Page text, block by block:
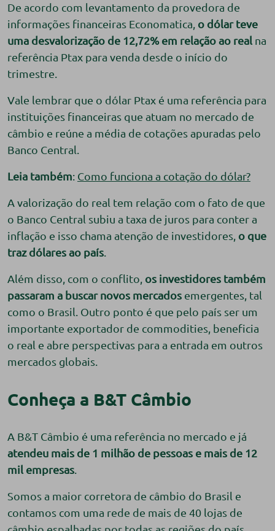
De acordo com levantamento da provedora de
informações financeiras Economatica, o dólar teve
uma desvalorização de 12,72% em relação ao real na
referência Ptax para venda desde o início do
trimestre.
Vale lembrar que o dólar Ptax é uma referência para
instituições financeiras que atuam no mercado de
câmbio e reúne a média de cotações apuradas pelo
Banco Central.
Leia também: Como funciona a cotação do dólar?
A valorização do real tem relação com o fato de que
o Banco Central subiu a taxa de juros para conter a
inflação e isso chama atenção de investidores, o que
traz dólares ao país
Além disso, com o conflito, os investidores também
passaram a buscar novos mercados emergentes, tal
como o Brasil. Outro ponto é que pelo país ser um
importante exportador de commodities, beneficia
o real e abre perspectivas para a entrada em outros
mercados globais.
Conheça a B&T Câmbio
A B&T Câmbio é uma referência no mercado e já
atendeu mais de 1 milhão de pessoas e mais de 12
mil empresas
Somos a maior corretora de câmbio do Brasil e
contamos com uma rede de mais de 40 lojas de